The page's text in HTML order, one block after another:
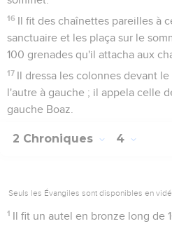
16 Il fit des chaînettes pareilles à
sanctuaire et les plaça sur le
100 grenades qu'il attacha aux
17 Il dressa les colonnes devant
l'autre à gauche ; il appela celle
gauche Boaz.
2 Chroniques 4
Seuls les Évangiles sont disponibles en
1 Il fit un autel en bronze long de